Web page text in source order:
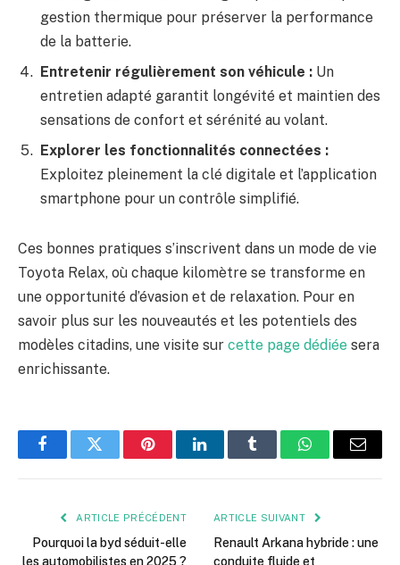
gestion thermique pour préserver la performance
de la batterie.
Entretenir régulièrement son véhicule : Un
entretien adapté garantit longévité et maintien des
sensations de confort et sérénité au volant.
Explorer les fonctionnalités connectées :
Exploitez pleinement la clé digitale et l’application
smartphone pour un contrôle simplifié.
Ces bonnes pratiques s’inscrivent dans un mode de vie
Toyota Relax, où chaque kilomètre se transforme en
une opportunité d’évasion et de relaxation. Pour en
savoir plus sur les nouveautés et les potentiels des
modèles citadins, une visite sur cette page dédiée sera
enrichissante.
FacebookTwitter PinterestLinkedInTumblr WhatsApp
E-
ARTICLE PRÉCÉDENT
Pourquoi la byd séduit-elle
les automobilistes en 2025 ?
ARTICLE SUIVANT
Renault Arkana hybride : une
conduite fluide et